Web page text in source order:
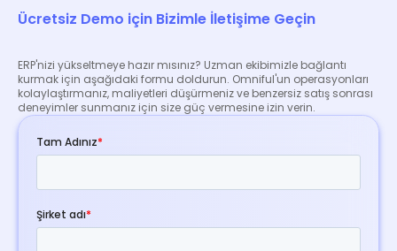
Ücretsiz Demo için Bizimle İletişime Geçin
ERP'nizi yükseltmeye hazır mısınız? Uzman ekibimizle bağlantı
kurmak için aşağıdaki formu doldurun. Omniful'un operasyonları
kolaylaştırmanız, maliyetleri düşürmeniz ve benzersiz satış sonrası
deneyimler sunmanız için size güç vermesine izin verin.